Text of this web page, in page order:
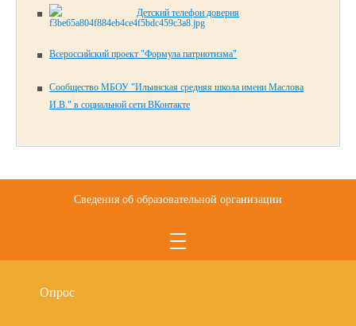
Детский телефон доверия
Всероссийский проект "Формула патриотизма"
Сообщество МБОУ "Ильинская средняя школа имени Маслова
И.В." в социальной сети ВКонтакте
Сведения об образовательной организации
Опрос